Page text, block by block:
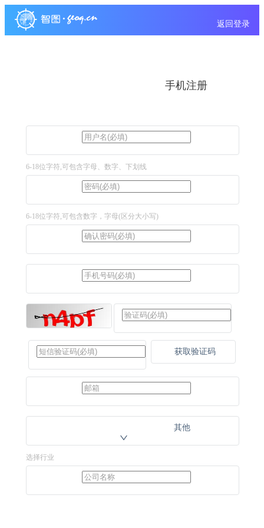
返回登录
手机注册
6-18位字符,可包含字母、数字、下划线
6-18位字符,可包含数字，字母(区分大小写)
获取验证码
其他
选择行业